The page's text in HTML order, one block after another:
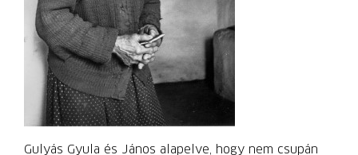
Gulyás Gyula és János alapelve, hogy nem csupán